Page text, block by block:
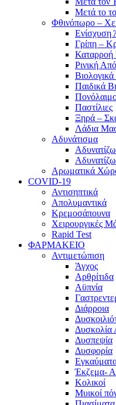
Μετά το
Φθινόπωρο –
Ενίσχυση
Γρίπη –
Καταρροή
Ρινική
Βιολογικά
Παιδικά
Παστίλιες
Ξηρά –
Λάδια
Αδυνάτισμα
Αρωματικά
COVID-19
Αντισηπτικά
Απολυμαντικά
Κρεμοσάπουνα
Χειρουργικές
Rapid Test
ΦΑΡΜΑΚΕΙΟ
Αντιμετώπιση
Άγχος
Αρθρίτιδα
Αϋπνία
Διάρροια
Δυσκολία
Δυσπεψία
Δυσφορία
Έκζεμα-
Κολικοί
Μυικοί